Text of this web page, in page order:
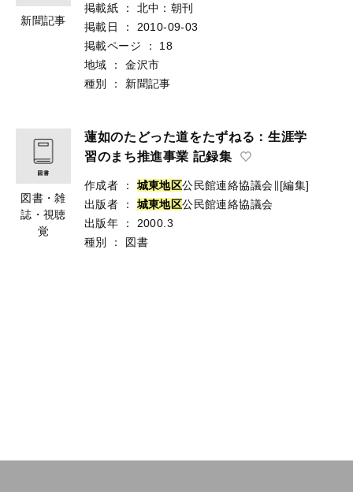
新聞記事
掲載紙 ：
北中：朝刊
掲載日
：
2010-09-03
掲載ページ
：
18
地域
：
金沢市
種別
： 新聞記事
図書・雑
誌・視聴
覚
蓮如のたどった道をたずねる：生涯学
習のまち推進事業 記録集
作成者 ： 城東地区公民館連絡協議会∥[編集]
出版者
： 城東地区公民館連絡協議会
出版年
：
2000.3
種別
： 図書